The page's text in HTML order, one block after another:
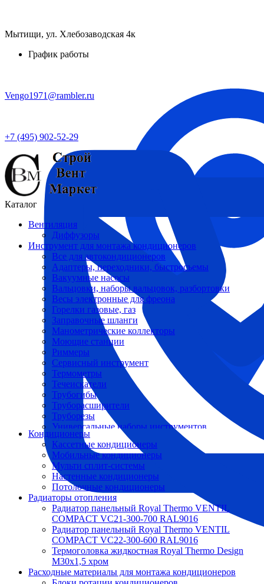
Мытищи, ул. Хлебозаводская 4к
График работы
Vengo1971@rambler.ru
+7 (495) 902-52-29
Каталог
Вентиляция
Диффузоры
Инструмент для монтажа кондиционеров
Все для автокондиционеров
Адаптеры, переходники, быстросъемы
Вакуумные насосы
Вальцовки, наборы вальцовок, разбортовки
Весы электронные для фреона
Горелки газовые, газ
Заправочные шланги
Манометрические коллекторы
Моющие станции
Риммеры
Сервисный инструмент
Термометры
Течеискатели
Трубогибы
Труборасширители
Труборезы
Универсальные наборы инструментов
Кондиционеры
Кассетные кондиционеры
Мобильные кондиционеры
Мульти сплит-системы
Настенные кондиционеры
Потолочные кондиционеры
Радиаторы отопления
Радиатор панельный Royal Thermo VENTIL
COMPACT VC21-300-700 RAL9016
Радиатор панельный Royal Thermo VENTIL
COMPACT VC22-300-600 RAL9016
Термоголовка жидкостная Royal Thermo Design
M30х1,5 хром
Расходные материалы для монтажа кондиционеров